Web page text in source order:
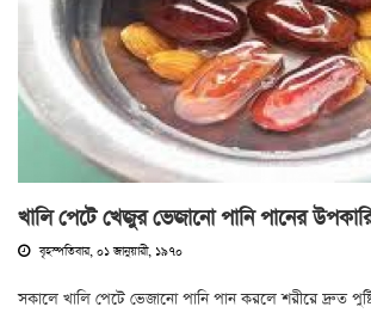
খালি পেটে খেজুর ভেজানো পানি পানের
বৃহস্পতিবার, ০১ জানুয়ারী, ১৯৭০
সকালে খালি পেটে ভেজানো পানি পান করলে শরীরে দ্রুত